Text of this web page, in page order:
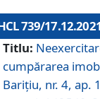
739/17.12.2021
Titlu:
cumpărarea
Barițiu, nr. 4, ap.